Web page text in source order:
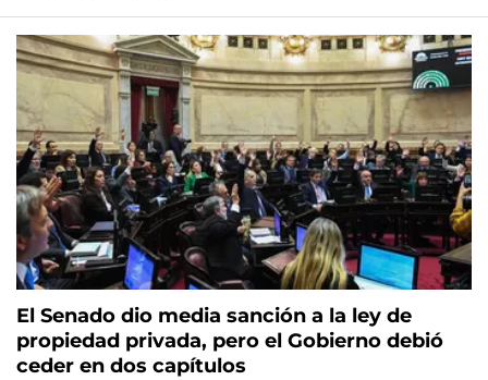
El Senado dio media sanción a la ley de
propiedad privada, pero el Gobierno debió
ceder en dos capítulos